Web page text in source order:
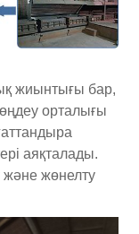
жиынтығы бар,
орталығы
аяқталады.
және жөнелту